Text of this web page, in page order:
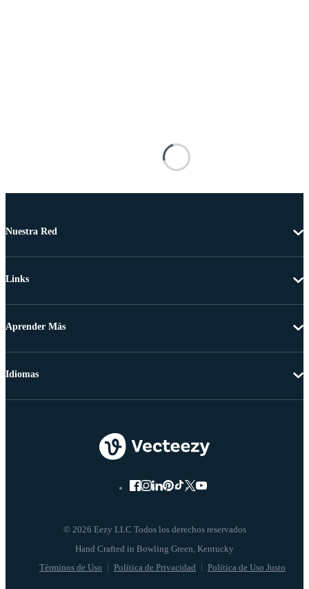
Nuestra Red
Links
Aprender Más
© 2026 Eezy LLC Todos los derechos reservados
Términos de Uso Política de Privacidad Política de Uso Justo
Idiomas